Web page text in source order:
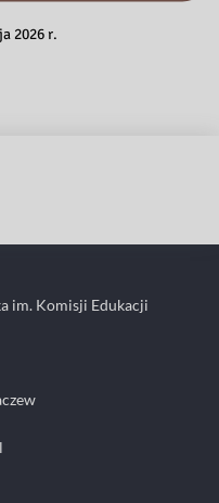
2026 r.
im. Komisji Edukacji